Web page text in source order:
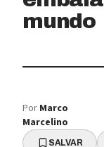
mundo
Por Marco
Marcelino
SALVAR